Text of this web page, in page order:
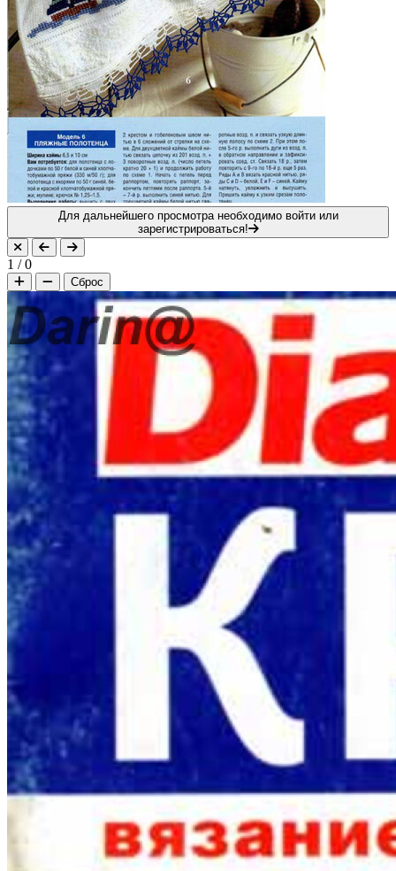
Для дальнейшего просмотра необходимо войти или
зарегистрироваться!
1 /0
Сброс